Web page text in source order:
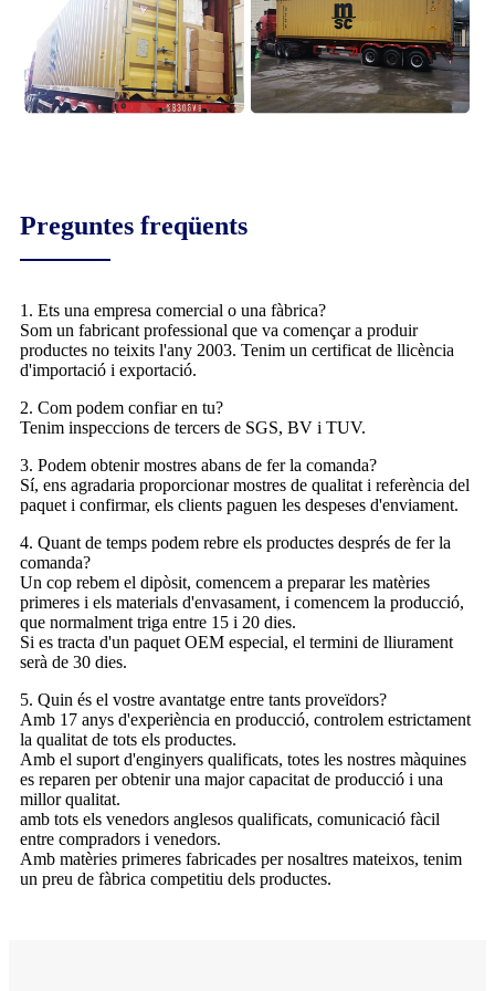
Preguntes freqüents
1. Ets una empresa comercial o una fàbrica?
Som un fabricant professional que va començar a produir
productes no teixits l'any 2003. Tenim un certificat de llicència
d'importació i exportació.
2. Com podem confiar en tu?
Tenim inspeccions de tercers de SGS, BV i TUV.
3. Podem obtenir mostres abans de fer la comanda?
Sí, ens agradaria proporcionar mostres de qualitat i referència del
paquet i confirmar, els clients paguen les despeses d'enviament.
4. Quant de temps podem rebre els productes després de fer la
comanda?
Un cop rebem el dipòsit, comencem a preparar les matèries
primeres i els materials d'envasament, i comencem la producció,
que normalment triga entre 15 i 20 dies.
Si es tracta d'un paquet OEM especial, el termini de lliurament
serà de 30 dies.
5. Quin és el vostre avantatge entre tants proveïdors?
Amb 17 anys d'experiència en producció, controlem estrictament
la qualitat de tots els productes.
Amb el suport d'enginyers qualificats, totes les nostres màquines
es reparen per obtenir una major capacitat de producció i una
millor qualitat.
amb tots els venedors anglesos qualificats, comunicació fàcil
entre compradors i venedors.
Amb matèries primeres fabricades per nosaltres mateixos, tenim
un preu de fàbrica competitiu dels productes.